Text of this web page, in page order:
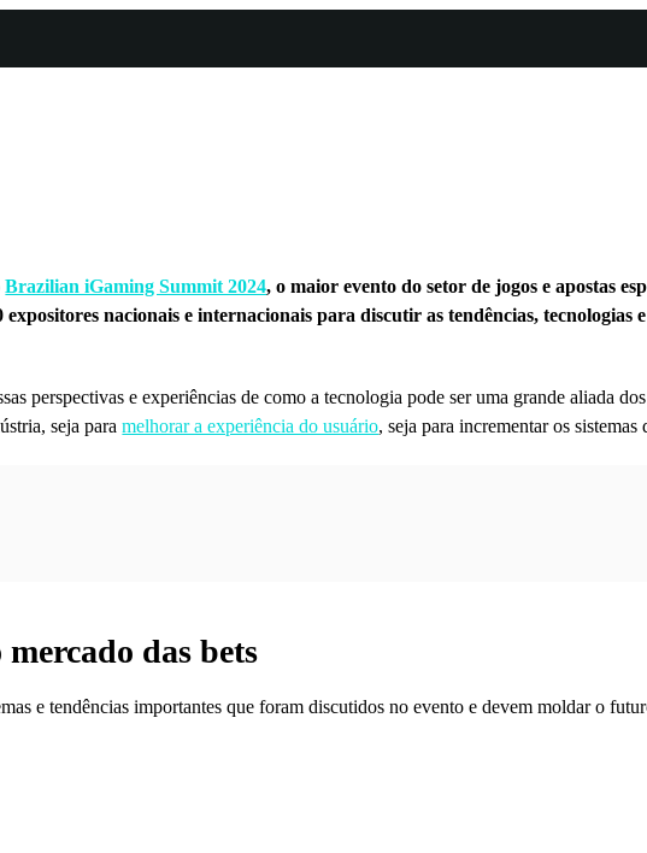
Brazilian iGaming Summit 2024, o maior evento do setor de jogos e apostas
nacionais e internacionais para discutir as tendências, tecnologias
perspectivas e experiências de como a tecnologia pode ser uma grande aliada
seja paramelhorar a experiência do usuário, seja para incrementar os sistemas
das bets
e tendências importantes que foram discutidos no evento e devem moldar o